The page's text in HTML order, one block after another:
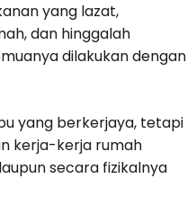
yang lazat,
dan hinggalah
dilakukan dengan
yang berkerjaya, tetapi
kerja-kerja rumah
secara fizikalnya